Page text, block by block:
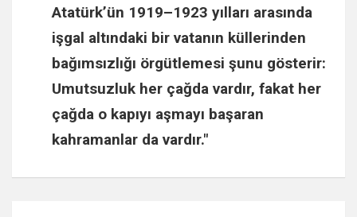
Atatürk’ün 1919–1923 yılları arasında
işgal altındaki bir vatanın küllerinden
bağımsızlığı örgütlemesi şunu gösterir:
Umutsuzluk her çağda vardır, fakat her
çağda o kapıyı aşmayı başaran
kahramanlar da vardır."